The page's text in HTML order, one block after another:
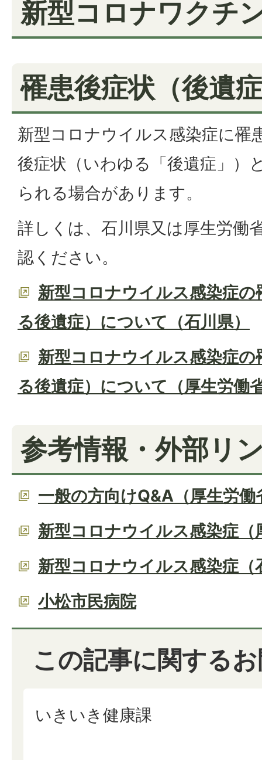
新型コロナワクチ
罹患後症状（後遺
新型コロナウイルス感染症に罹
後症状（いわゆる「後遺症」）
られる場合があります。
詳しくは、石川県又は厚生労働
認ください。
新型コロナウイルス感染症
る後遺症）について（石川県）
新型コロナウイルス感染症
る後遺症）について（厚生労働
参考情報・外部リ
一般の方向けQ&A（厚生労働
新型コロナウイルス感染症（
新型コロナウイルス感染症（
小松市民病院
この記事に関する
いきいき健康課